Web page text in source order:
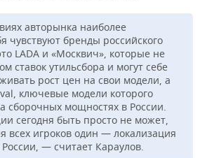
авторынка наиболее
чувствуют бренды российского
LADA и «Москвич», которые не
ставок утильсбора и могут себе
рост цен на свои модели, а
ключевые модели которого
сборочных мощностях в России.
сегодня быть просто не может,
всех игроков один — локализация
— считает Караулов.